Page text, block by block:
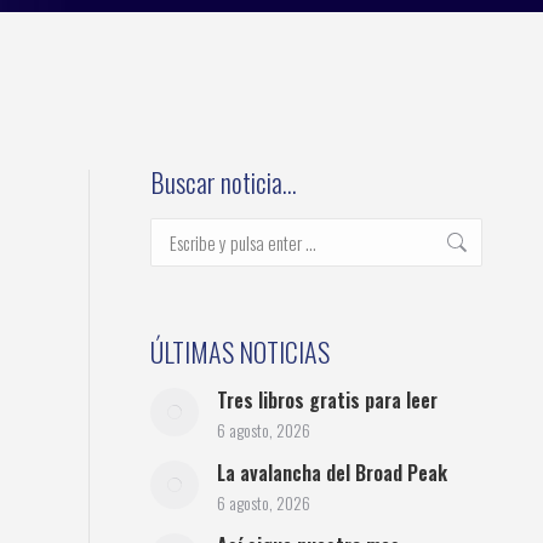
Buscar noticia…
Buscar:
ÚLTIMAS NOTICIAS
Tres libros gratis para leer
6 agosto, 2026
La avalancha del Broad Peak
6 agosto, 2026